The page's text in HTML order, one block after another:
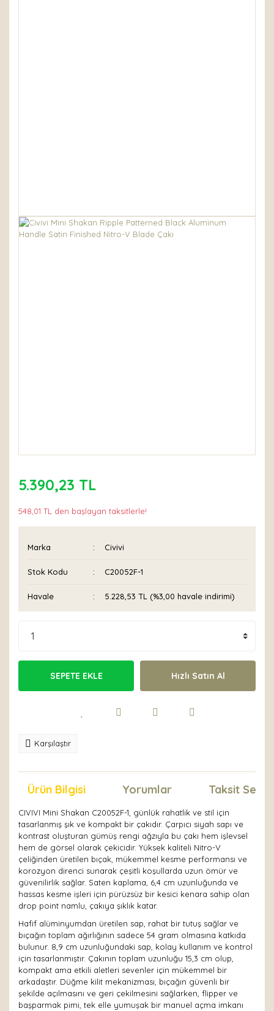
5.390,23 TL
548,01 TL den başlayan taksitlerle!
Marka Civivi
Stok Kodu C20052F-1
Havale 5.228,53 TL (%3,00 havale indirimi)
SEPETE EKLE Hızlı Satın Al
Karşılaştır
Ürün Bilgisi Yorumlar Taksit
CIVIVI Mini Shakan C20052F-1, günlük rahatlık ve stil için
tasarlanmış şık ve kompakt bir çakıdır. Çarpıcı siyah sapı ve
kontrast oluşturan gümüş rengi ağzıyla bu çakı hem işlevsel
hem de görsel olarak çekicidir. Yüksek kaliteli Nitro-V
çeliğinden üretilen bıçak, mükemmel kesme performansı ve
korozyon direnci sunarak çeşitli koşullarda uzun ömür ve
güvenilirlik sağlar. Saten kaplama, 6,4 cm uzunluğunda ve
hassas kesme işleri için pürüzsüz bir kesici kenara sahip olan
drop point namlu, çakıya şıklık katar.
Hafif alüminyumdan üretilen sap, rahat bir tutuş sağlar ve
bıçağın toplam ağırlığının sadece 54 gram olmasına katkıda
bulunur. 8,9 cm uzunluğundaki sap, kolay kullanım ve kontrol
için tasarlanmıştır. Çakının toplam uzunluğu 15,3 cm olup,
kompakt ama etkili aletleri sevenler için mükemmel bir
arkadaştır. Düğme kilit mekanizması, bıçağın güvenli bir
şekilde açılmasını ve geri çekilmesini sağlarken, flipper ve
başparmak pimi, tek elle yumuşak bir manuel açma imkanı